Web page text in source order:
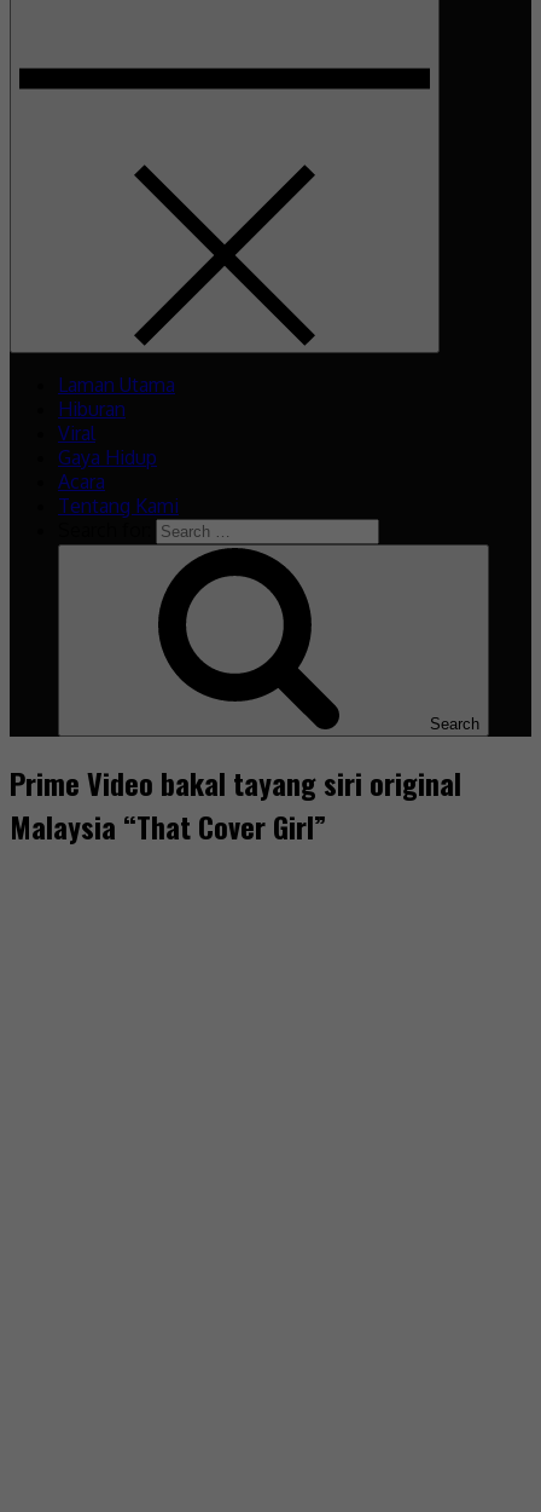
Laman Utama
Hiburan
Viral
Gaya Hidup
Acara
Tentang Kami
Search
Prime Video bakal tayang siri original
Malaysia “That Cover Girl”